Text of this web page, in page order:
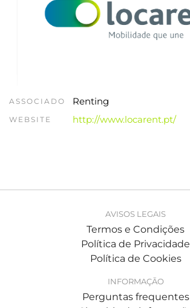
ASSOCIADO Renting
WEBSITE http://www.locarent.pt/
AVISOS LEGAIS
Termos e Condições
Política de Privacidade
Política de Cookies
INFORMAÇÃO
Perguntas frequentes